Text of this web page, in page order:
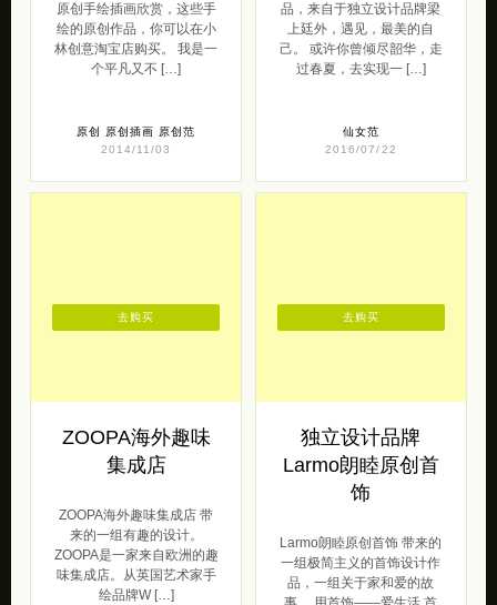
原创手绘插画欣赏，这些手
绘的原创作品，你可以在小
林创意淘宝店购买。 我是一
个平凡又不 […]
原创 原创插画 原创范
2014/11/03
品，来自于独立设计品牌梁
上廷外，遇见，最美的自
己。 或许你曾倾尽韶华，走
过春夏，去实现一 […]
仙女范
2016/07/22
ZOOPA海外趣味
集成店
ZOOPA海外趣味集成店 带
来的一组有趣的设计。
ZOOPA是一家来自欧洲的趣
味集成店。从英国艺术家手
绘品牌W […]
去购买
独立设计品牌
Larmo朗睦原创首
饰
Larmo朗睦原创首饰 带来的
一组极简主义的首饰设计作
品，一组关于家和爱的故
去购买